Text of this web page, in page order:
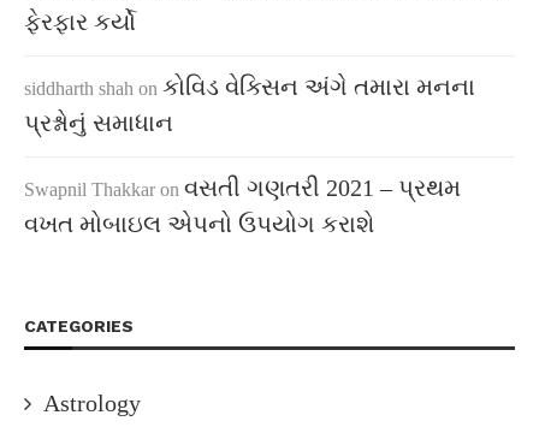
ફેરફાર કર્યો
siddharth shah on કોવિડ વેક્સિન અંગે તમારા મનના
પ્રશ્નોનું સમાધાન
Swapnil Thakkar on વસતી ગણતરી 2021 – પ્રથમ
વખત મોબાઇલ એપનો ઉપયોગ કરાશે
CATEGORIES
Astrology